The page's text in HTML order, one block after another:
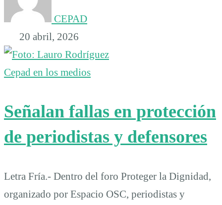
CEPAD
20 abril, 2026
Cepad en los medios
Señalan fallas en protección
de periodistas y defensores
Letra Fría.- Dentro del foro Proteger la Dignidad,
organizado por Espacio OSC, periodistas y